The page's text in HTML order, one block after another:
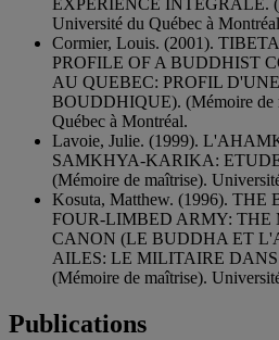
EXPERIENCE INTEGRALE.
Université du Québec à
Cormier, Louis. (2001).
PROFILE OF A BUDDHIST
AU QUEBEC: PROFIL
BOUDDHIQUE). (Mémoire de
Québec à Montréal.
Lavoie, Julie. (1999).
SAMKHYA-KARIKA:
(Mémoire de maîtrise).
Kosuta, Matthew. (1996).
FOUR-LIMBED ARMY:
CANON (LE BUDDHA ET
AILES: LE MILITAIRE
(Mémoire de maîtrise).
Publications